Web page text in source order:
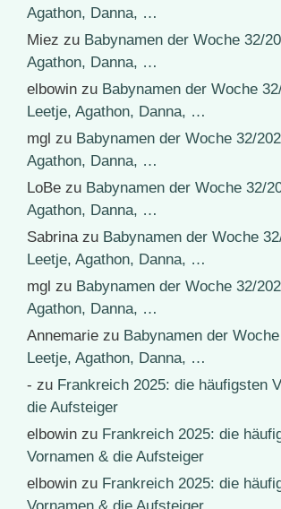
Agathon, Danna, …
Miez zu Babynamen der Woche 32/
Agathon, Danna, …
elbowin zu Babynamen der Woche
Leetje, Agathon, Danna, …
mgl zu Babynamen der Woche 32/
Agathon, Danna, …
LoBe zu Babynamen der Woche 32/
Agathon, Danna, …
Sabrina zu Babynamen der Woche
Leetje, Agathon, Danna, …
mgl zu Babynamen der Woche 32/
Agathon, Danna, …
Annemarie zu Babynamen der
Leetje, Agathon, Danna, …
- zu Frankreich 2025: die häufigsten
die Aufsteiger
elbowin zu Frankreich 2025: die
Vornamen & die Aufsteiger
elbowin zu Frankreich 2025: die
Vornamen & die Aufsteiger